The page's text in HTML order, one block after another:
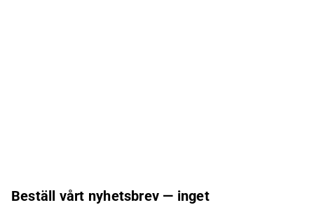
Beställ vårt nyhetsbrev — inget